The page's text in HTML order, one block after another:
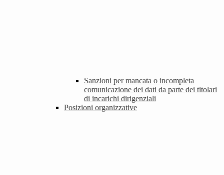
Sanzioni per mancata o incompleta
comunicazione dei dati da parte dei titolari
di incarichi dirigenziali
Posizioni organizzative